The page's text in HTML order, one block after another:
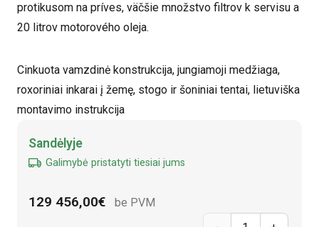
protikusom na príves, väčšie množstvo filtrov k servisu a
20 litrov motorového oleja.
Cinkuota vamzdinė konstrukcija, jungiamoji medžiaga,
roxoriniai inkarai į žemę, stogo ir šoniniai tentai, lietuviška
montavimo instrukcija
Sandėlyje
Galimybė pristatyti tiesiai jums
129 456,00€ be PVM